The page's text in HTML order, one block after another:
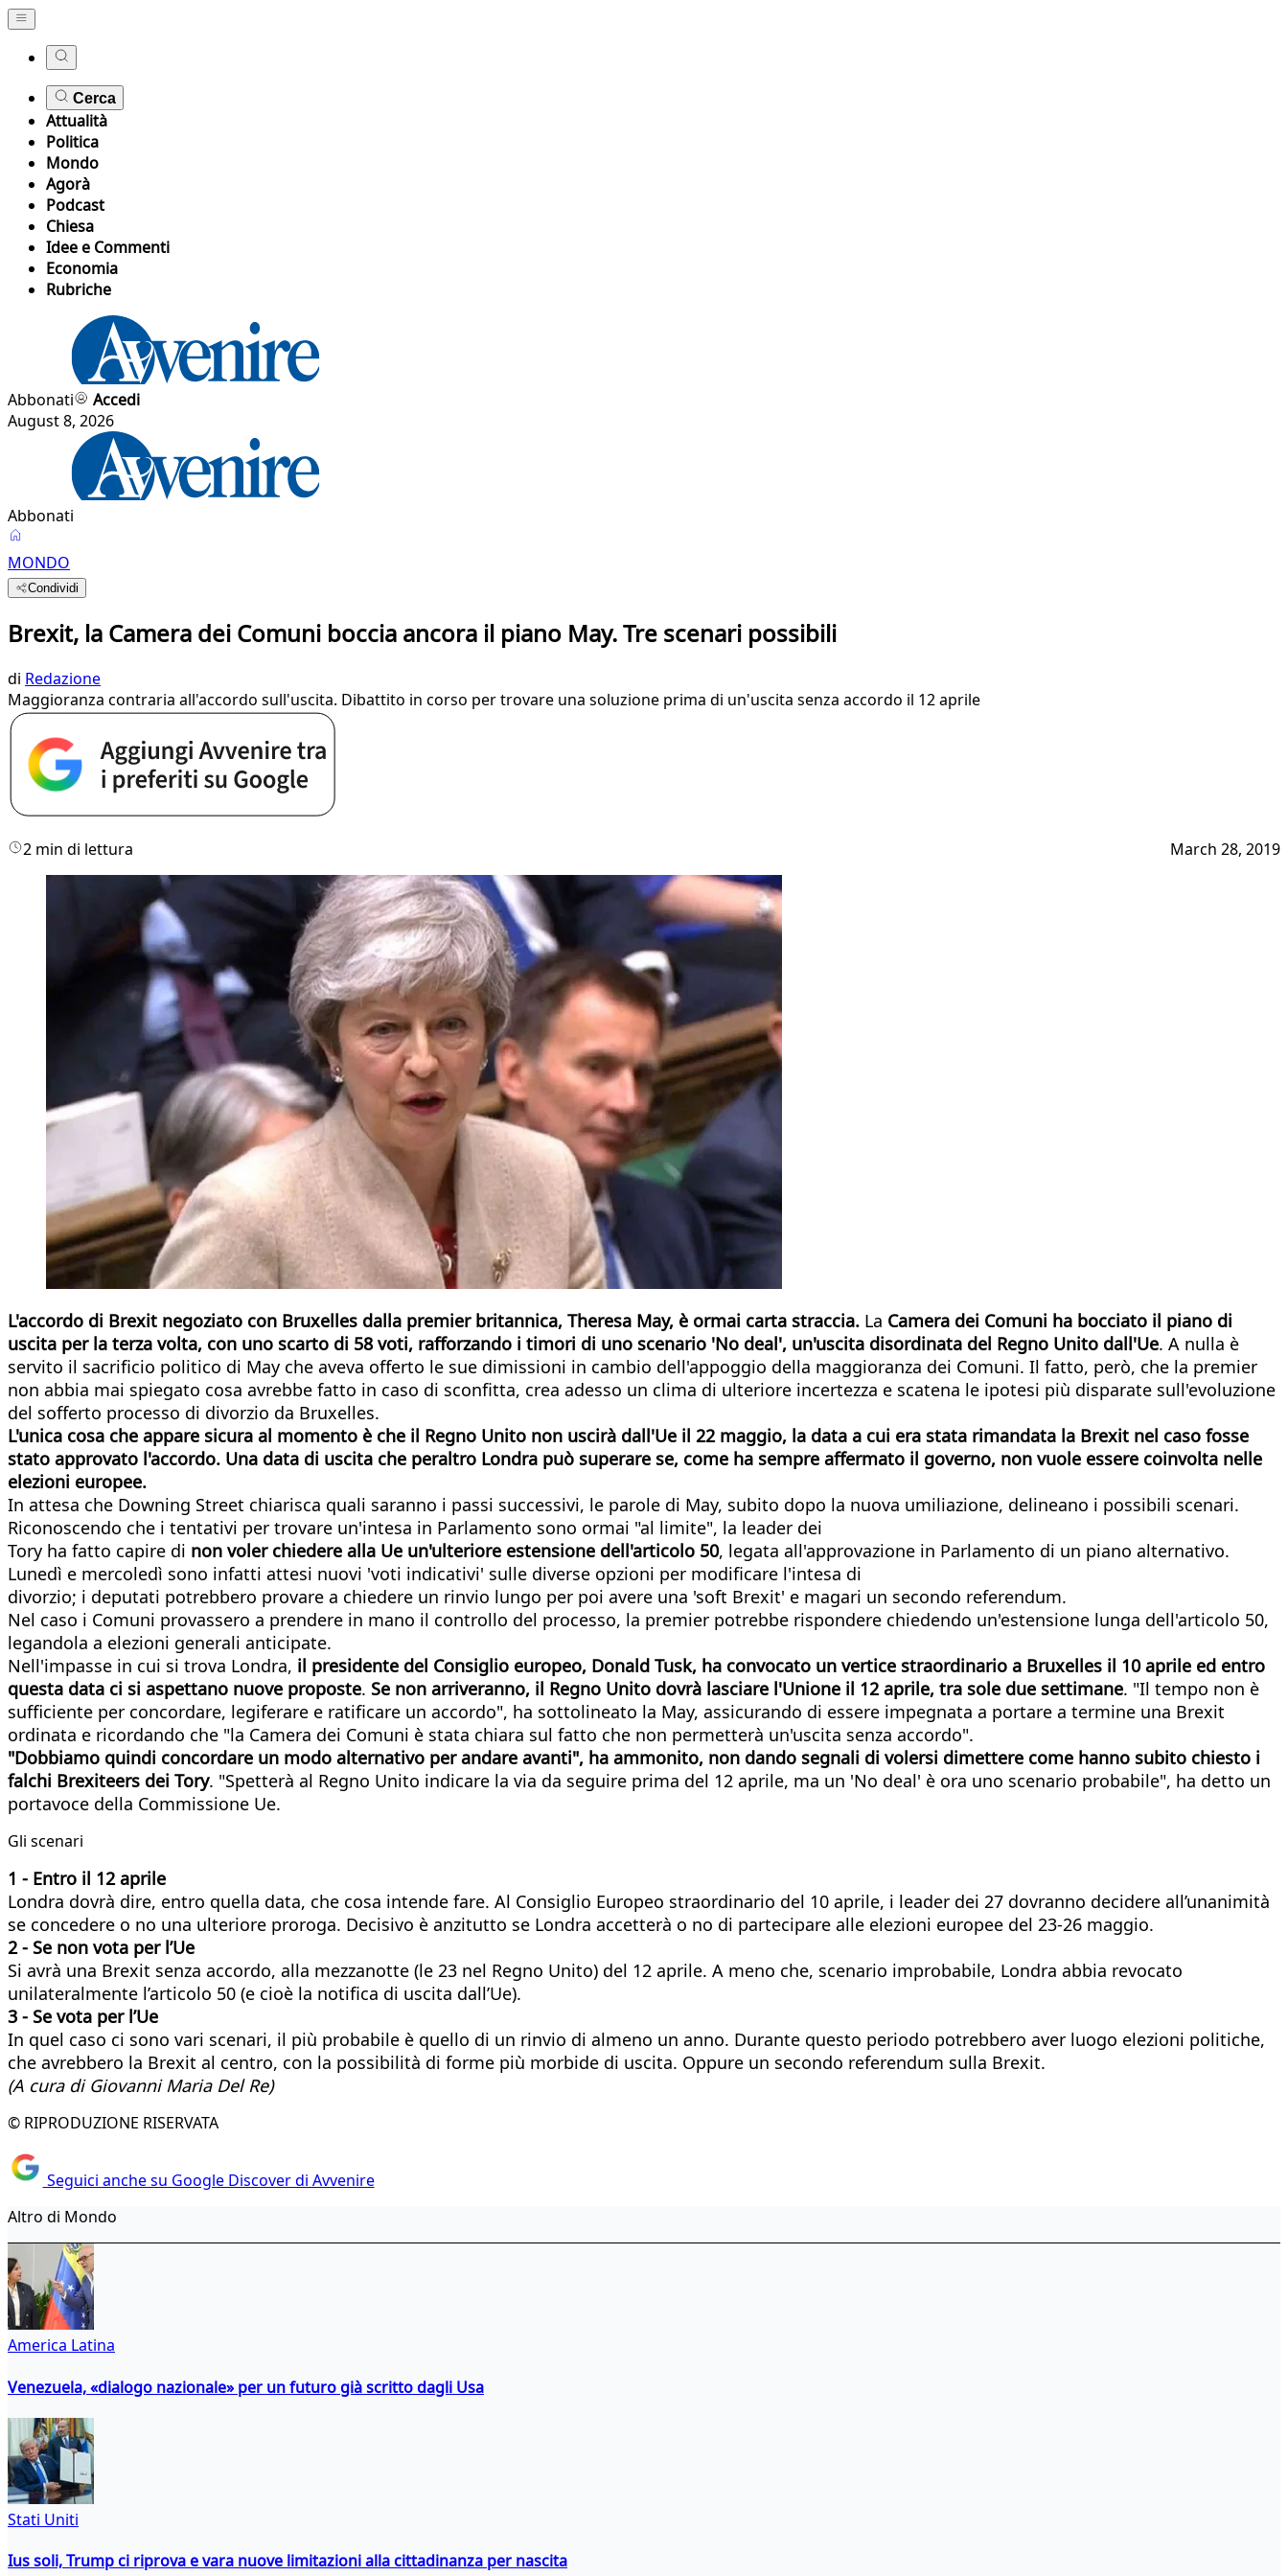
Cerca
Attualità
Politica
Mondo
Agorà
Podcast
Chiesa
Idee e Commenti
Economia
Rubriche
Abbonati
Accedi
August 8, 2026
Abbonati
MONDO
Condividi
Brexit, la Camera dei Comuni boccia ancora il piano May. Tre scenari possibili
di Redazione
Maggioranza contraria all'accordo sull'uscita. Dibattito in corso per trovare una soluzione prima di un'uscita senza accordo il 12 aprile
2 min di lettura March 28, 2019
L'accordo di Brexit negoziato con Bruxelles dalla premier britannica, Theresa May, è ormai carta straccia. La Camera dei Comuni ha bocciato il piano di
uscita per la terza volta, con uno scarto di 58 voti, rafforzando i timori di uno scenario 'No deal', un'uscita disordinata del Regno Unito dall'Ue. A nulla è
servito il sacrificio politico di May che aveva offerto le sue dimissioni in cambio dell'appoggio della maggioranza dei Comuni. Il fatto, però, che la premier
non abbia mai spiegato cosa avrebbe fatto in caso di sconfitta, crea adesso un clima di ulteriore incertezza e scatena le ipotesi più disparate sull'evoluzione
del sofferto processo di divorzio da Bruxelles.
L'unica cosa che appare sicura al momento è che il Regno Unito non uscirà dall'Ue il 22 maggio, la data a cui era stata rimandata la Brexit nel caso fosse
stato approvato l'accordo. Una data di uscita che peraltro Londra può superare se, come ha sempre affermato il governo, non vuole essere coinvolta nelle
elezioni europee.
In attesa che Downing Street chiarisca quali saranno i passi successivi, le parole di May, subito dopo la nuova umiliazione, delineano i possibili scenari.
Riconoscendo che i tentativi per trovare un'intesa in Parlamento sono ormai "al limite", la leader dei
Tory ha fatto capire di non voler chiedere alla Ue un'ulteriore estensione dell'articolo 50, legata all'approvazione in Parlamento di un piano alternativo.
Lunedì e mercoledì sono infatti attesi nuovi 'voti indicativi' sulle diverse opzioni per modificare l'intesa di
divorzio; i deputati potrebbero provare a chiedere un rinvio lungo per poi avere una 'soft Brexit' e magari un secondo referendum.
Nel caso i Comuni provassero a prendere in mano il controllo del processo, la premier potrebbe rispondere chiedendo un'estensione lunga dell'articolo 50,
legandola a elezioni generali anticipate.
Nell'impasse in cui si trova Londra, il presidente del Consiglio europeo, Donald Tusk, ha convocato un vertice straordinario a Bruxelles il 10 aprile ed entro
questa data ci si aspettano nuove proposte. Se non arriveranno, il Regno Unito dovrà lasciare l'Unione il 12 aprile, tra sole due settimane. "Il tempo non è
sufficiente per concordare, legiferare e ratificare un accordo", ha sottolineato la May, assicurando di essere impegnata a portare a termine una Brexit
ordinata e ricordando che "la Camera dei Comuni è stata chiara sul fatto che non permetterà un'uscita senza accordo".
"Dobbiamo quindi concordare un modo alternativo per andare avanti", ha ammonito, non dando segnali di volersi dimettere come hanno subito chiesto i
falchi Brexiteers dei Tory. "Spetterà al Regno Unito indicare la via da seguire prima del 12 aprile, ma un 'No deal' è ora uno scenario probabile", ha detto un
portavoce della Commissione Ue.
Gli scenari
1 - Entro il 12 aprile
Londra dovrà dire, entro quella data, che cosa intende fare. Al Consiglio Europeo straordinario del 10 aprile, i leader dei 27 dovranno decidere all’unanimità
se concedere o no una ulteriore proroga. Decisivo è anzitutto se Londra accetterà o no di partecipare alle elezioni europee del 23-26 maggio.
2 - Se non vota per l’Ue
Si avrà una Brexit senza accordo, alla mezzanotte (le 23 nel Regno Unito) del 12 aprile. A meno che, scenario improbabile, Londra abbia revocato
unilateralmente l’articolo 50 (e cioè la notifica di uscita dall’Ue).
3 - Se vota per l’Ue
In quel caso ci sono vari scenari, il più probabile è quello di un rinvio di almeno un anno. Durante questo periodo potrebbero aver luogo elezioni politiche,
che avrebbero la Brexit al centro, con la possibilità di forme più morbide di uscita. Oppure un secondo referendum sulla Brexit.
(A cura di Giovanni Maria Del Re)
© RIPRODUZIONE RISERVATA
Seguici anche su Google Discover di Avvenire
Altro di Mondo
America Latina
Venezuela, «dialogo nazionale» per un futuro già scritto dagli Usa
Stati Uniti
Ius soli, Trump ci riprova e vara nuove limitazioni alla cittadinanza per nascita